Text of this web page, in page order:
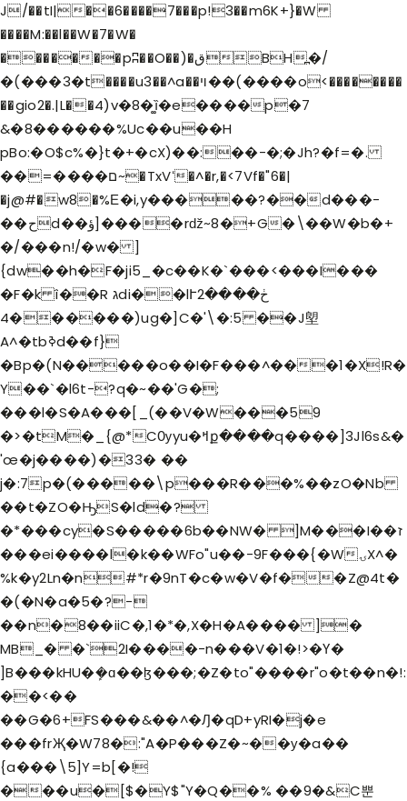
J/��tI|��6����7���p!3��m6K+}�W
����M:��l��W�7�W�
�������pʭ��O��)�قBH߽�/
�(���3�t����u3��^a��ױ��(����o<��������
��gio2�.|L��4)v�8�͚ȉ�e����p�7
&�8������%Uc��u��H
pBo:�O$c%�}t�+�cX)��:��-�;�Jh?�f=�.
��=����ם~�TxVʻ�^�r,�<7Vf�"6�|
�j@#�w8�%Ε�i,y�����?��d���-
��حd��ؤ]����rǆ~8�+G�\��W�b�+
�/���n!/�w� ]
{dw��h�F�ji5_�c��K�`���<���I���
�F�k î��R גdi��lՒڂ����2
������4)ug�]C�'\�:5 ��J塱
A^�tbߢd��f}
�Bp�(N�����o��I�F���^���1�X!R�
Y��`�l6t-?q�~��'G�;
���l�S�A���[_ (��V�W���59
�>�tM�_{@*CѸyu�ߞք����q����]3Jl6s&�
'œ�j����)�33� ��
j�:7p�(�����\p���R���%��zO�Nb
��t�ZO�ԢS�ld�?
�*���cy�S�����6b��NW� ]M���I��ז
���ei����l�k��WFo"u��-9F���{�WۍX^�
%k�y2Ln�n#*r�9nT�c�w�V�f��Z@4t�
�(�N�a�5�?-
��n�8��iiC�,1�*�,X�H�A���� ]�
MB_� �`2I����-n���V�1�!>�Ү�
]B���kHU�ܾ�ɑ��ɮ���;�Z�to"����r"o�t��n�!:
��<��
��G�6+FS���&��^�Ԓ�qD+yRI�j�e
���frҖ�W78�:"A�P���Z�~��у�a��
{a���\5]Y=b[�!
���u�[$�Y$"Y�Q��% ��9�&C뿐